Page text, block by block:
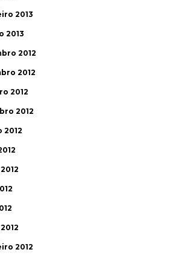
2013
2013
2012
2012
2012
2012
2012
2012